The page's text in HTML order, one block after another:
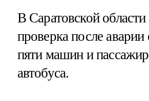
В Саратовской
проверка после аварии
пяти машин и
автобуса.